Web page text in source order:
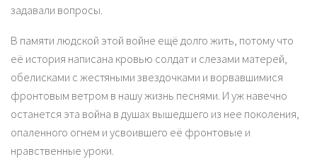
задавали вопросы.
В памяти людской этой войне ещё долго жить, потому что
её история написана кровью солдат и слезами матерей,
обелисками с жестяными звездочками и ворвавшимися
фронтовым ветром в нашу жизнь песнями. И уж навечно
останется эта война в душах вышедшего из нее поколения,
опаленного огнем и усвоившего её фронтовые и
нравственные уроки.